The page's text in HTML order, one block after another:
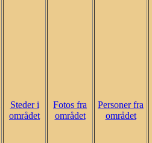
Steder i
området
Fotos fra
området
Personer fra
området